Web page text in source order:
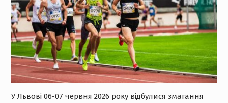
У Львові 06-07 червня 2026 року відбулися змагання